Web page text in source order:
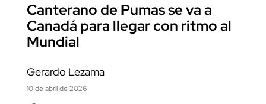
Canterano de Pumas se va a
Canadá para llegar con ritmo al
Mundial
Gerardo Lezama
10 de abril de 2026